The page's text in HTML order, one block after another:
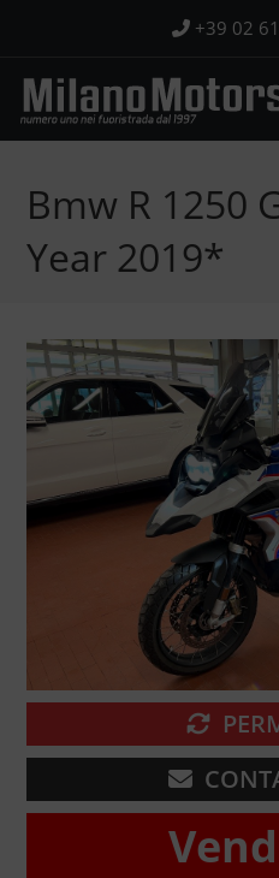
contenuto
+39 02
Bmw R 1250
Year 2019*